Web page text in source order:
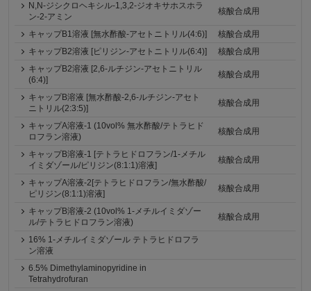
N,N-ジシクロヘキシル-1,3,2-ジオキサホスホラ
ン-2-アミン
核酸合成用
キャップB1溶液 [無水酢酸-アセトニトリル(4:6)]
核酸合成用
キャップB2溶液 [ピリジン-アセトニトリル(6:4)]
核酸合成用
キャップB2溶液 [2,6-ルチジン-アセトニトリル
(6:4)]
核酸合成用
キャップB溶液 [無水酢酸-2,6-ルチジン-アセト
ニトリル(2:3:5)]
核酸合成用
キャップA溶液-1 (10vol% 無水酢酸/テトラヒド
ロフラン溶液)
核酸合成用
キャップB溶液-1 [テトラヒドロフラン/1-メチル
イミダゾール/ピリジン(8:1:1)溶液]
核酸合成用
キャップA溶液-2[テトラヒドロフラン/無水酢酸/
ピリジン(8:1:1)溶液]
核酸合成用
キャップB溶液-2 (10vol% 1-メチルイミダゾー
ル/テトラヒドロフラン溶液)
核酸合成用
16% 1-メチルイミダゾール テトラヒドロフラ
ン溶液
6.5% Dimethylaminopyridine in
Tetrahydrofuran